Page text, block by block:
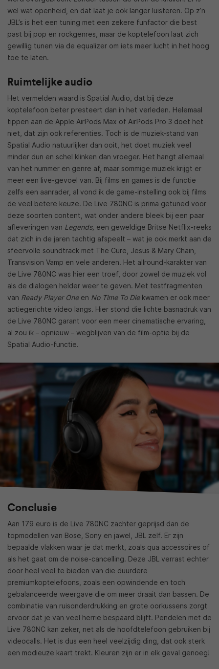
wel wat openheid, en dat laat je ook langer luisteren. Op z’n
JBL’s is het een tuning met een zekere funfactor die best
past bij pop en rockgenres, maar de koptelefoon laat zich
gewillig tunen via de equalizer om iets meer lucht in het hoog
toe te laten.
Ruimtelijke audio
Het vermelden waard is Spatial Audio, dat bij deze
koptelefoon beter presteert dan in het verleden. Helemaal
tippen aan de Apple AirPods Max of AirPods Pro 3 doet het
niet, dat zijn ook referenties. Toch is de muziek-stand van
Spatial Audio natuurlijker dan ooit, het doet muziek veel
minder dun en schel klinken dan vroeger. Het hangt allemaal
van het nummer en genre af, maar sommige muziek krijgt er
meer een live-gevoel van. Bij films en games is de functie
zelfs een aanrader, al vond ik de game-instelling ook bij films
de veel betere keuze. De Live 780NC is prima getuned voor
deze soorten content, wat onder andere bleek bij een paar
afleveringen van Legends, een geweldige Britse Netflix-reeks
dat zich in de jaren tachtig afspeelt – wat je ook merkt aan de
sfeervolle soundtrack met The Cure, Jesus & Mary Chain,
Transvision Vamp en vele anderen. Het allround-karakter van
de Live 780NC was hier een troef, door zowel de muziek vol
als de dialogen helder weer te geven. Met testfragmenten
van Ready Player One en No Time To Diekwamen er ook meer
actiegerichte video langs. Hier stond die lichte basnadruk van
de Live 780NC garant voor een meer cinematische ervaring,
al zou ik – opnieuw – wegblijven van de film-optie bij de
Spatial Audio-functie.
Conclusie
Aan 179 euro is de Live 780NC zachter geprijsd dan de
topmodellen van Bose, Sony en jawel, JBL zelf. Er zijn
bepaalde vlakken waar je dat merkt, zoals qua accessoires of
als het gaat om de noise-cancelling. Deze JBL verrast echter
door heel veel te bieden van die duurdere
premiumkoptelefoons, zoals een opwindende en toch
gebalanceerde weergave die om meer draait dan bassen. De
combinatie van ruisonderdrukking en grote oorkussens zorgt
ervoor dat je van veel herrie bespaard blijft. Pendelen met de
Live 780NC kan zeker, net als de hoofdtelefoon gebruiken bij
videocalls. Het is dus een heel veelzijdig ding, dat ook sterk
een modieuze kaart trekt. Kleuren zijn er in elk geval genoeg!